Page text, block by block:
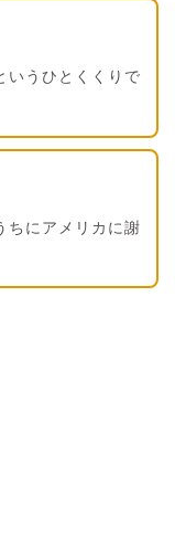
いうひとくくりで
ちにアメリカに謝